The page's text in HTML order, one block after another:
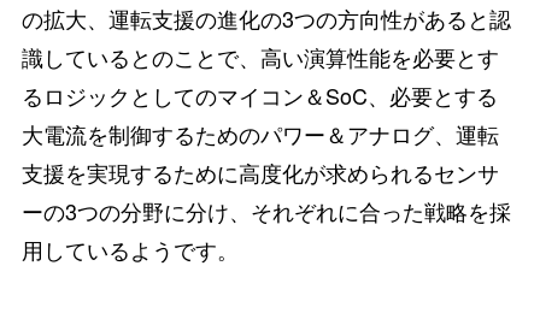
の拡大、運転支援の進化の3つの方向性があると認
識しているとのことで、高い演算性能を必要とす
るロジックとしてのマイコン＆SoC、必要とする
大電流を制御するためのパワー＆アナログ、運転
支援を実現するために高度化が求められるセンサ
ーの3つの分野に分け、それぞれに合った戦略を採
用しているようです。